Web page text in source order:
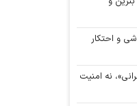
و احتکار
نه امنیت